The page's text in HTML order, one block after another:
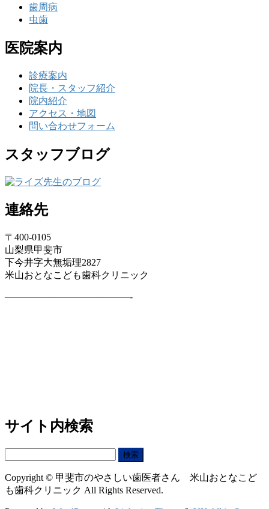
歯周病
虫歯
医院案内
診療案内
院長・スタッフ紹介
院内紹介
アクセス・地図
問い合わせフォーム
スタッフブログ
連絡先
〒400-0105
山梨県甲斐市
下今井字大無垢理2827
米山おとなこども歯科クリニック
—————————————-
サイト内検索
Copyright © 甲斐市のやさしい歯医者さん 米山おとなこど
も歯科クリニック All Rights Reserved.